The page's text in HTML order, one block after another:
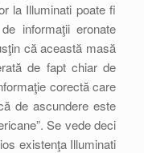
la Illuminati poate fi
informaţii eronate
că această masă
de fapt chiar de
corectă care
de ascundere este
Se vede deci
existenţa Illuminati